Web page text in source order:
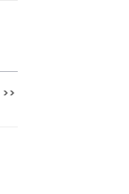
>>